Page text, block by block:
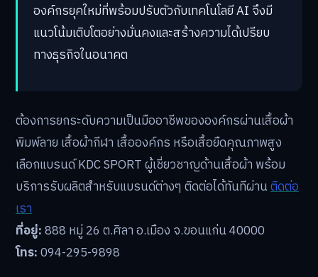
องค์กรยุคใหม่ที่พร้อมปรับตัวกับเทคโนโลยี AI จึงมี
แนวโน้มเติบโตอย่างมั่นคงและสร้างความได้เปรียบ
ทางธุรกิจในอนาคต
ต้องการยกระดับความเป็นมืออาชีพขององค์กรผ่านเสื้อผ้า
พิมพ์ลาย เสื้อผ้ากีฬา เสื้อองค์กร หรือเสื้อยืดคุณภาพสูง
เลือกแบรนด์ KDC SPORT ผู้เชี่ยวชาญด้านเสื้อผ้า พร้อม
บริการรับผลิตสำหรับแบรนด์ต่างๆ ติดต่อได้ทันทีผ่านติดต่อ
เรา
ที่อยู่:888 หมู่ 26 ต.ศิลา อ.เมือง จ.ขอนแก่น 40000
โทร:094-295-9898